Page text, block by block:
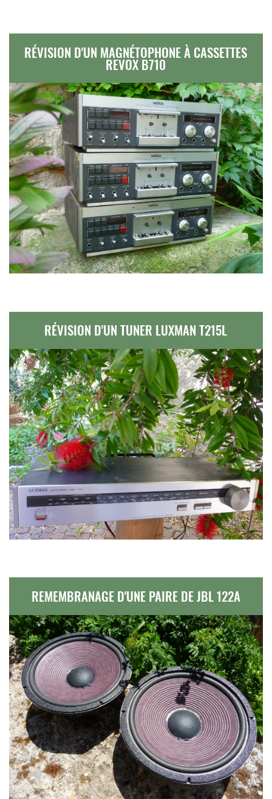
RÉVISION D'UN MAGNÉTOPHONE À CASSETTES
REVOX B710
RÉVISION D'UN TUNER LUXMAN T215L
REMEMBRANAGE D'UNE PAIRE DE JBL 122A